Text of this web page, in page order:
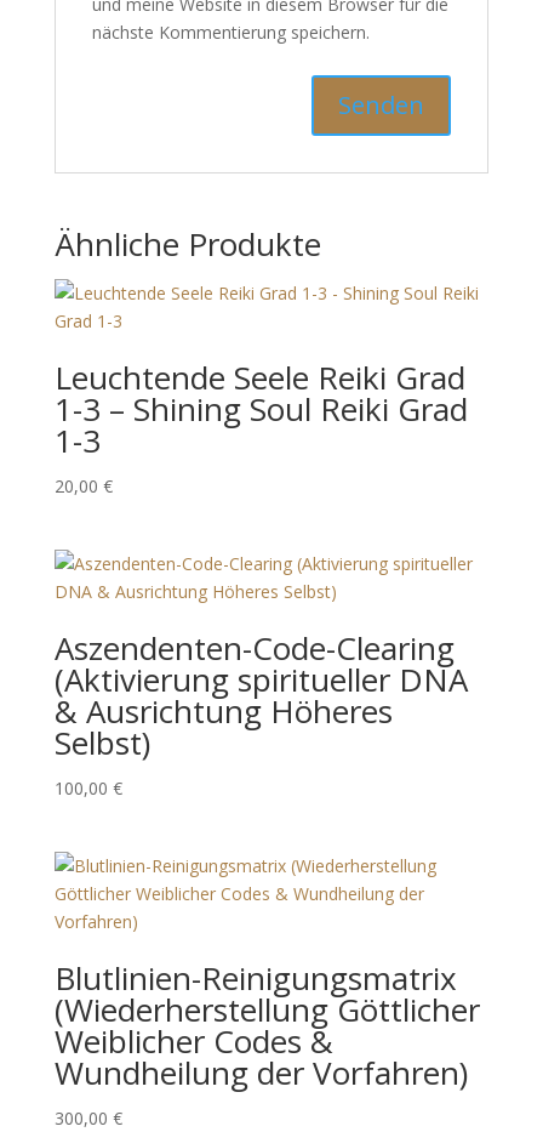
nächste Kommentierung speichern.
Ähnliche Produkte
Leuchtende Seele Reiki Grad
1-3 – Shining Soul Reiki Grad
1-3
20,00 €
Aszendenten-Code-Clearing
(Aktivierung spiritueller DNA
& Ausrichtung Höheres
Selbst)
100,00 €
Blutlinien-Reinigungsmatrix
(Wiederherstellung Göttlicher
Weiblicher Codes &
Wundheilung der Vorfahren)
300,00 €